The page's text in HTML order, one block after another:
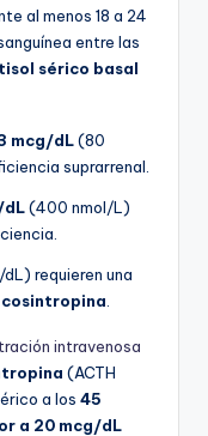
al menos 18 a 24
entre las
sérico basal
mcg/dL(80
suprarrenal.
dL(400 nmol/L)
requieren una
intravenosa
(ACTH
a los 45
a 20 mcg/dL